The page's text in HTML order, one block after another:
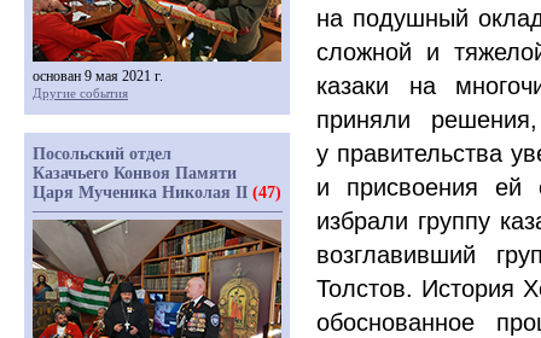
на подушный
сложной и
казаки на
приняли
у правительства
и присвоения ей
избрали группу
возглавивший
Толстов. История
обоснованное
основан 9 мая 2021 г.
Другие события
Посольский отдел
Казачьего Конвоя Памяти
Царя Мученика Николая II (47)